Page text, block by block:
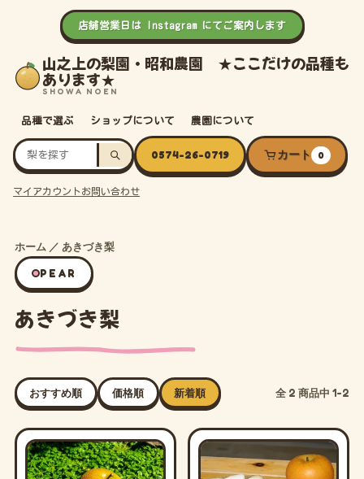
店舗営業日は Instagram にてご案内します
山之上の梨園・昭和農園 ★ここだけの品種も
あります★
SHOWA NOEN
品種で選ぶ ショップについて 農園について
0574-26-0719 カート 0
マイアカウント お問い合わせ
ホーム／ あきづき梨
PEAR
あきづき梨
おすすめ順 価格順 新着順 全 2 商品中 1-2